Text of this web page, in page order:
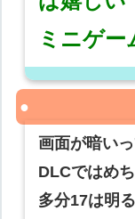
ミニゲ
画面が暗い
DLCではめ
多分17は明